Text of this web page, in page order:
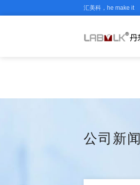
汇美科，he make it
公司新闻